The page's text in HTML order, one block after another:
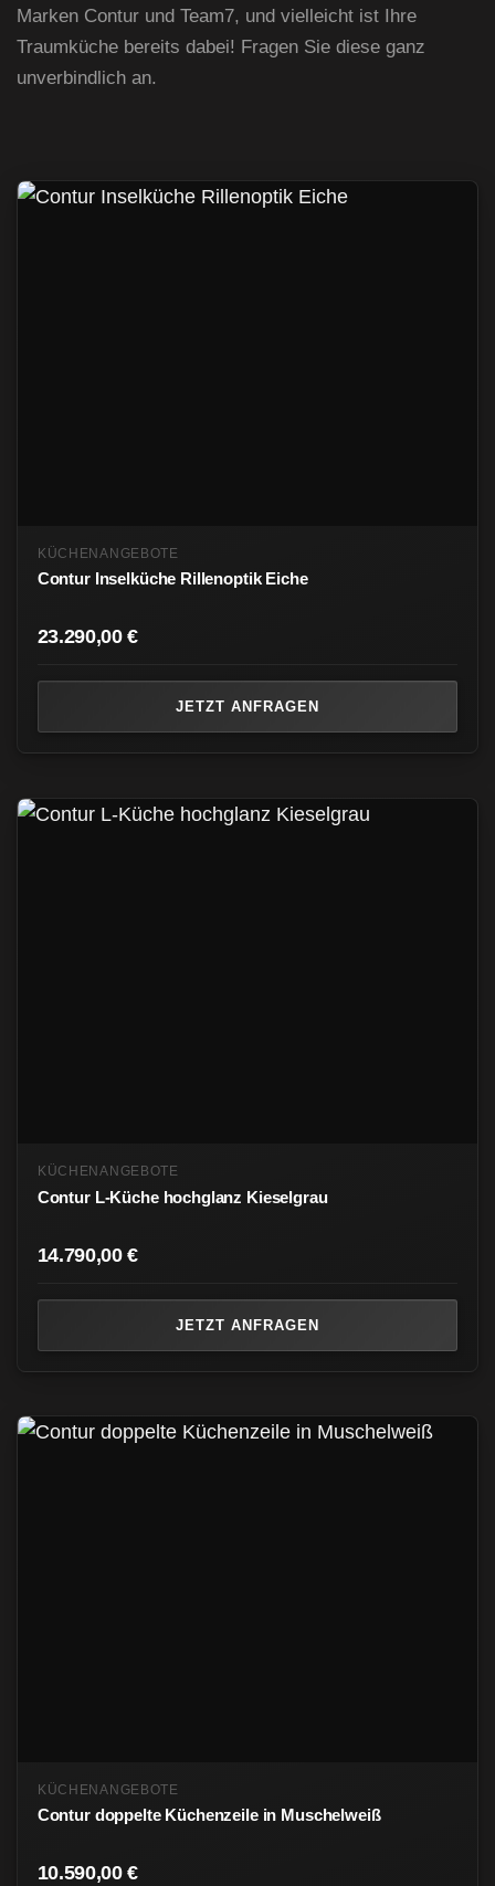
Marken Contur und Team7, und vielleicht ist Ihre
Traumküche bereits dabei! Fragen Sie diese ganz
unverbindlich an.
KÜCHENANGEBOTE
Contur Inselküche Rillenoptik Eiche
23.290,00€
JETZT ANFRAGEN
KÜCHENANGEBOTE
Contur L-Küche hochglanz Kieselgrau
14.790,00€
JETZT ANFRAGEN
KÜCHENANGEBOTE
Contur doppelte Küchenzeile in Muschelweiß
10.590,00€